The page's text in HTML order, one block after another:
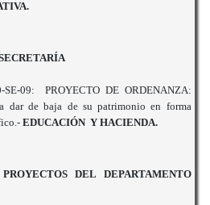
SE-09: PROYECTO DE ORDENANZA:
dar de baja de su patrimonio en forma
EDUCACIÓN Y HACIENDA.
DEL DEPARTAMENTO